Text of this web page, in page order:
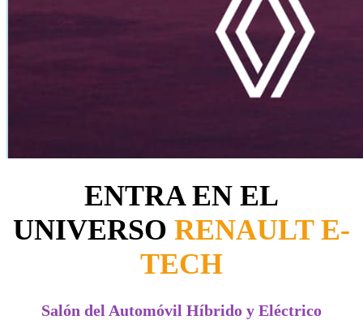
ENTRA EN EL
UNIVERSO RENAULT E-
TECH
Salón del Automóvil Híbrido y Eléctrico